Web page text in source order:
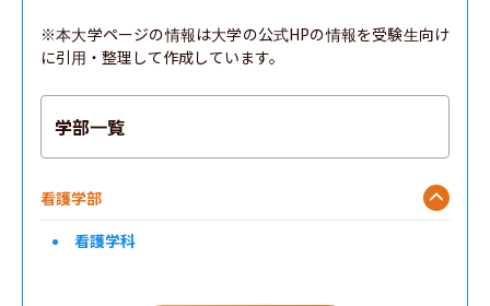
※本大学ページの情報は大学の公式HPの情報を受験生向け
に引用・整理して作成しています。
学部一覧
看護学部
看護学科